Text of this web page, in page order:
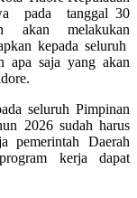
pada tanggal 30
akan melakukan
kepada seluruh
apa saja yang akan
seluruh Pimpinan
2026 sudah harus
pemerintah Daerah
kerja dapat